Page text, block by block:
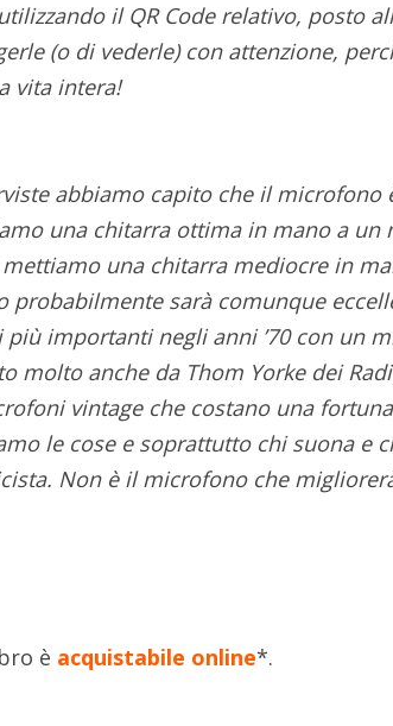
il QR Code relativo, posto
(o di vederle) con attenzione,
vita intera!
abbiamo capito che il microfono
una chitarra ottima in mano a un
una chitarra mediocre in
sarà comunque
importanti negli anni ’70 con un
molto anche da Thom Yorke dei
vintage che costano una
le cose e soprattutto chi suona e
Non è il microfono che
è acquistabile online*.